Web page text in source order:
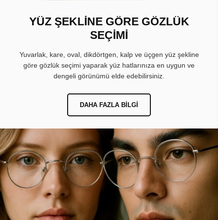
YÜZ ŞEKLİNE GÖRE GÖZLÜK
SEÇİMİ
Yuvarlak, kare, oval, dikdörtgen, kalp ve üçgen yüz şekline
göre gözlük seçimi yaparak yüz hatlarınıza en uygun ve
dengeli görünümü elde edebilirsiniz.
DAHA FAZLA BILGI